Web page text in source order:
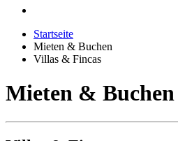
Startseite
Mieten & Buchen
Villas & Fincas
Mieten &